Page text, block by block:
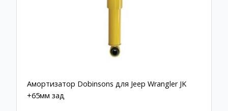
Амортизатор Dobinsons для Jeep Wrangler JK
+65мм зад